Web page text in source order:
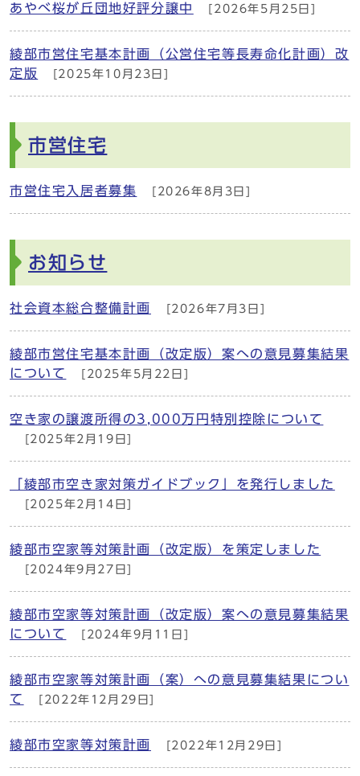
あやべ桜が丘団地好評分譲中 [2026年5月25日]
綾部市営住宅基本計画（公営住宅等長寿命化計画）改
定版
[2025年10月23日]
市営住宅
市営住宅入居者募集 [2026年8月3日]
お知らせ
社会資本総合整備計画 [2026年7月3日]
綾部市営住宅基本計画（改定版）案への意見募集結果
について
[2025年5月22日]
空き家の譲渡所得の3,000万円特別控除について
[2025年2月19日]
「綾部市空き家対策ガイドブック」を発行しました
[2025年2月14日]
綾部市空家等対策計画（改定版）を策定しました
[2024年9月27日]
綾部市空家等対策計画（改定版）案への意見募集結果
について
[2024年9月11日]
綾部市空家等対策計画（案）への意見募集結果につい
て
[2022年12月29日]
綾部市空家等対策計画 [2022年12月29日]